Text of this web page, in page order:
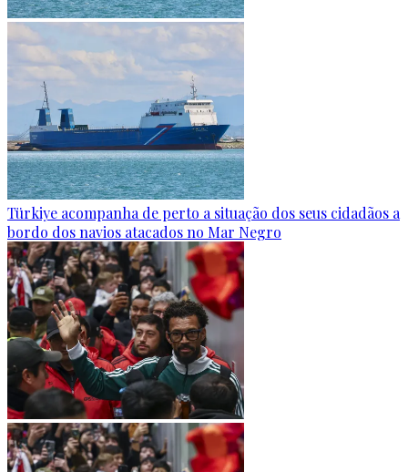
Türkiye acompanha de perto a situação dos seus cidadãos a
bordo dos navios atacados no Mar Negro